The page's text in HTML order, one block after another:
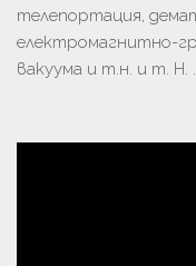
телепортация,
електромагнитно-
вакуума и т.н. и т. Н.